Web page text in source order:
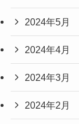
2024年5月
2024年4月
2024年3月
2024年2月